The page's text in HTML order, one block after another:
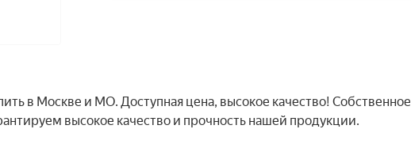
в Москве и МО. Доступная цена, высокое качество! Собственное
высокое качество и прочность нашей продукции.